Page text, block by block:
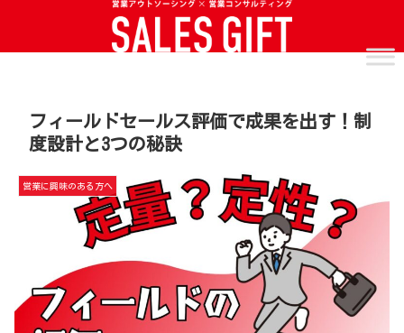
フィールドセールス評価で成果を出す！制
度設計と3つの秘訣
営業に興味のある方へ